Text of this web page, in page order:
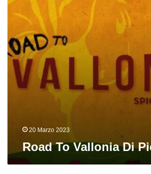
20 Marzo 2023
Road To Vallonia Di